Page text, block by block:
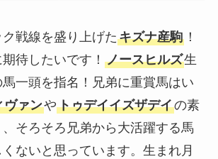
戦線を盛り上げたキズナ産駒！
待したいです！ ノースヒルズ生
一頭を指名！兄弟に重賞馬はい
ヴァンやトゥデイイズザデイの素
そろそろ兄弟から大活躍する馬
ないと思っています。生まれ月